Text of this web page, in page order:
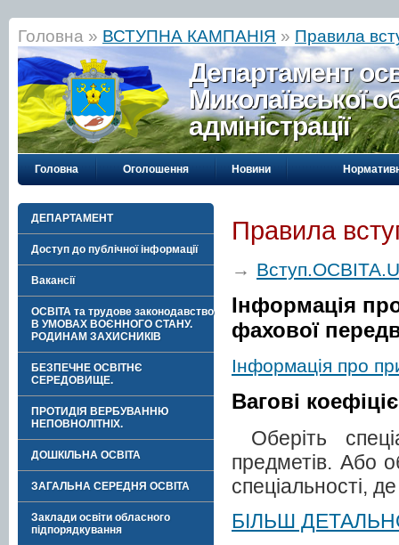
Головна » ВСТУПНА КАМПАНІЯ » Правила
Департамент
Миколаївської
адміністрації
Головна Оголошення Новини
ДЕПАРТАМЕНТ
Доступ до публічної інформації
Вакансії
ОСВІТА та трудове законодавство
В УМОВАХ ВОЄННОГО СТАНУ.
РОДИНАМ ЗАХИСНИКІВ
БЕЗПЕЧНЕ ОСВІТНЄ
СЕРЕДОВИЩЕ.
ПРОТИДІЯ ВЕРБУВАННЮ
НЕПОВНОЛІТНІХ.
ДОШКІЛЬНА ОСВІТА
ЗАГАЛЬНА СЕРЕДНЯ ОСВІТА
Заклади освіти обласного
підпорядкування
Правила
→
Інформація
фахової
Інформація про
Вагові
Оберіть
предметів. Або
спеціальності,
БІЛЬШ